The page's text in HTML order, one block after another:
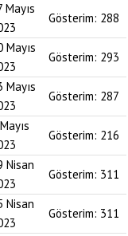
Mayıs
Gösterim: 288
Mayıs
Gösterim: 293
Mayıs
Gösterim: 287
Gösterim: 216
Nisan
Gösterim: 311
Nisan
Gösterim: 311